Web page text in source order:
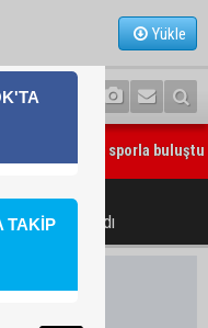
Yükle
30 bin çocuk sporla buluştu
Zenger ve Utku Caner
kattan atladı
TAKİP